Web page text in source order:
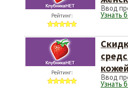
Рейтинг:
Ввод
Узнать
Рейтинг: Ввод
Узнать